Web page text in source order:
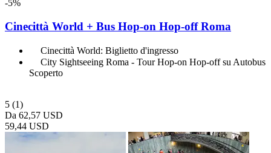
-5%
Cinecittà World + Bus Hop-on Hop-off Roma
Cinecittà World: Biglietto d'ingresso
City Sightseeing Roma - Tour Hop-on Hop-off su Autobus
Scoperto
5 (1)
Da 62,57 USD
59,44 USD